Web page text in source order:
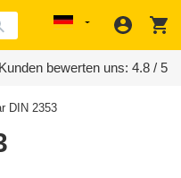
Localization
Kunden bewerten uns: 4.8 / 5
DIN 2353